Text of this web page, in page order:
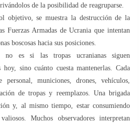
de la posibilidad de reagruparse.
objetivo, se muestra la destrucción de la
Fuerzas Armadas de Ucrania que intentan
boscosas hacia sus posiciones.
no es si las tropas ucranianas siguen
hoy, sino cuánto cuesta mantenerlas. Cada
personal, municiones, drones, vehículos,
de tropas y reemplazos. Una brigada
y, al mismo tiempo, estar consumiendo
Muchos observadores interpretan